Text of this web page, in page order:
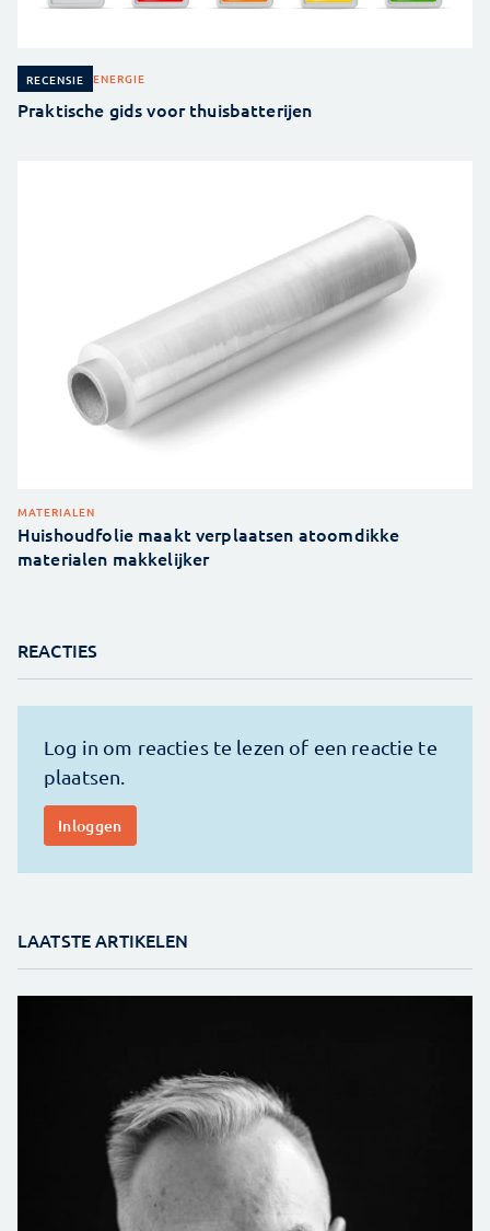
RECENSIE ENERGIE
Praktische gids voor thuisbatterijen
MATERIALEN
Huishoudfolie maakt verplaatsen atoomdikke
materialen makkelijker
REACTIES
LAATSTE ARTIKELEN